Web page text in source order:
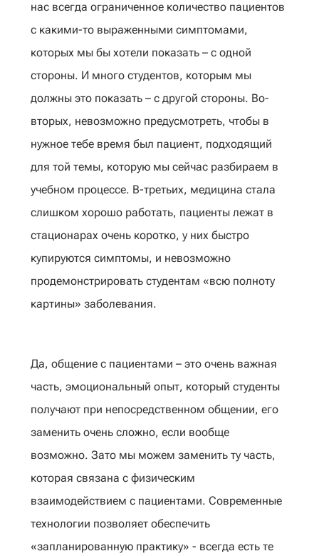
нас всегда ограниченное количество пациентов
с какими-то выраженными симптомами,
которых мы бы хотели показать – с одной
стороны. И много студентов, которым мы
должны это показать – с другой стороны. Во-
вторых, невозможно предусмотреть, чтобы в
нужное тебе время был пациент, подходящий
для той темы, которую мы сейчас разбираем в
учебном процессе. В-третьих, медицина стала
слишком хорошо работать, пациенты лежат в
стационарах очень коротко, у них быстро
купируются симптомы, и невозможно
продемонстрировать студентам «всю полноту
картины» заболевания.
Да, общение с пациентами – это очень важная
часть, эмоциональный опыт, который студенты
получают при непосредственном общении, его
заменить очень сложно, если вообще
возможно. Зато мы можем заменить ту часть,
которая связана с физическим
взаимодействием с пациентами. Современные
технологии позволяет обеспечить
«запланированную практику» - всегда есть те